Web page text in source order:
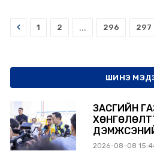
Prev 1 2 ... 296 297
ШИНЭ
ЗАСГИЙН
ХӨНГӨЛӨЛТТЭЙ
ШАТАХУУН
2026-08-08